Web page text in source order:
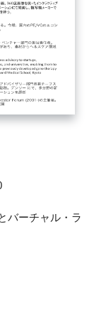
バーチャル・ラ